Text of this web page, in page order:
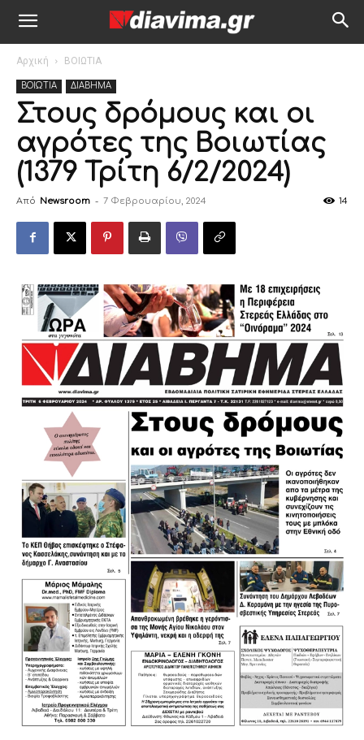
Αρχική ΒΟΙΩΤΙΑ
ΒΟΙΩΤΙΑ ΔΙΑΒΗΜΑ
Στους δρόμους και οι
αγρότες της Βοιωτίας
(1379 Τρίτη 6/2/2024)
Από Newsroom - 7 Φεβρουαρίου, 2024 14